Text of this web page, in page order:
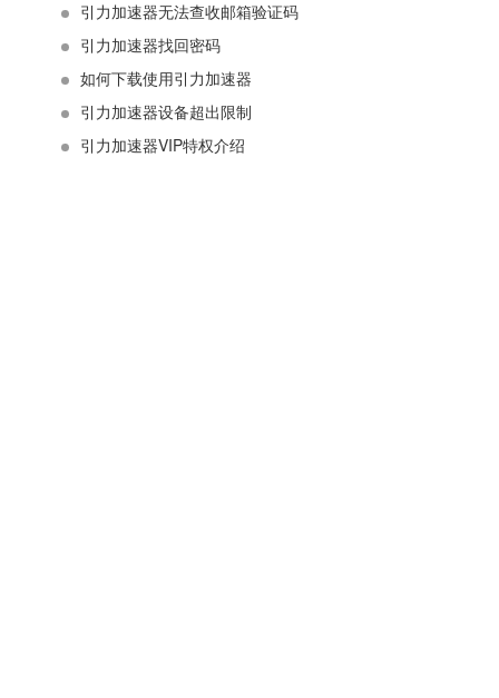
引力加速器无法查收邮箱验证码
引力加速器找回密码
如何下载使用引力加速器
引力加速器设备超出限制
引力加速器VIP特权介绍